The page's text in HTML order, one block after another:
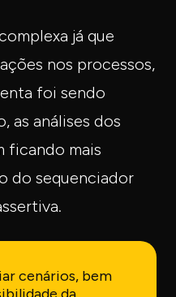
já que
nos processos,
foi sendo
as análises dos
ficando mais
do sequenciador
cenários, bem